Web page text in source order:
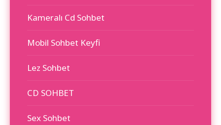
Kameralı Cd Sohbet
Mobil Sohbet Keyfi
Lez Sohbet
CD SOHBET
Sex Sohbet